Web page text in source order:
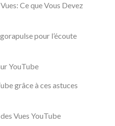
Ce que Vous Devez
pour l’écoute
YouTube
grâce à ces astuces
Vues YouTube